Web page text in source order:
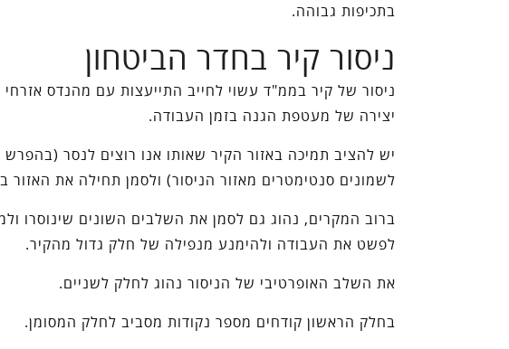
בתכיפות גבוהה.
ניסור קיר בחדר הביטחון
ניסור של קיר בממ"ד עשוי לחייב התייעצות עם מהנדס
יצירה של מעטפת הגנה בזמן העבודה.
יש להציב תמיכה באזור הקיר שאותו אנו רוצים לנסר
לשמונים סנטימטרים מאזור הניסור) ולסמן תחילה את האזור
ברוב המקרים, נהוג גם לסמן את השלבים השונים שינוסרו
לפשט את העבודה ולהימנע מנפילה של חלק גדול מהקיר.
את השלב האופרטיבי של הניסור נהוג לחלק לשניים.
בחלק הראשון קודחים מספר נקודות מסביב לחלק המסומן.